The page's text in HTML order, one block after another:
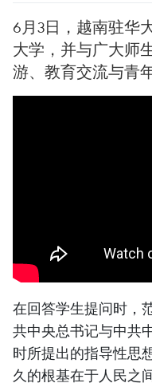
6月3日，越南驻华
大学，并与广大师
游、教育交流与青
在回答学生提问时，
共中央总书记与中共
时所提出的指导性思
久的根基在于人民之